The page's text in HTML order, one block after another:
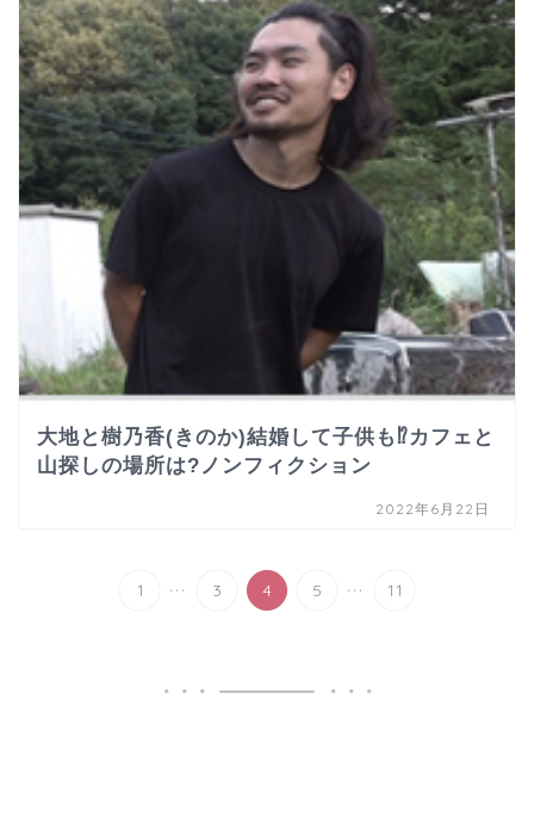
大地と樹乃香(きのか)結婚して子供も⁉︎カフェと
山探しの場所は?ノンフィクション
2022年6月22日
1 ... 3 4 5 ... 11